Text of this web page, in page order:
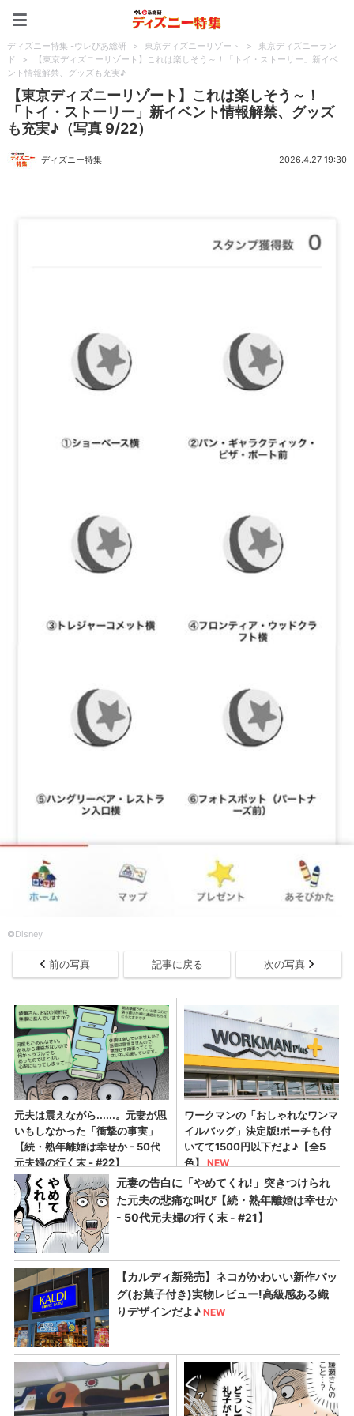
ディズニー特集 -ウレぴあ総研 > 東京ディズニーリゾート >
東京ディズニーラン
ド
>
【東京ディズニーリゾート】これは楽しそう～！「トイ・ストーリー」新イベ
ント情報解禁、グッズも充実♪
【東京ディズニーリゾート】これは楽しそう～！
「トイ・ストーリー」新イベント情報解禁、グッズ
も充実♪（写真 9/22）
ディズニー特集 2026.4.27 19:30
©Disney
前の写真 記事に戻る 次の写真